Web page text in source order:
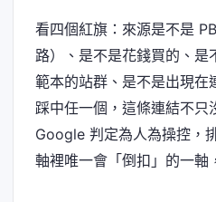
看四個紅旗：來源是不是
路）、是不是花錢買的、是
範本的站群、是不是出現在
踩中任一個，這條連結不只
Google 判定為人為操控，
軸裡唯一會「倒扣」的一軸